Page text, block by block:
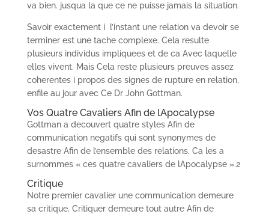
va bien. jusqua la que ce ne puisse jamais la situation.
Savoir exactement i l’instant une relation va devoir se
terminer est une tache complexe. Cela resulte
plusieurs individus impliquees et de ca Avec laquelle
elles vivent. Mais Cela reste plusieurs preuves assez
coherentes i propos des signes de rupture en relation,
enfile au jour avec Ce Dr John Gottman.
Vos Quatre Cavaliers Afin de lApocalypse
Gottman a decouvert quatre styles Afin de
communication negatifs qui sont synonymes de
desastre Afin de l’ensemble des relations. Ca les a
surnommes « ces quatre cavaliers de lApocalypse ».2
Critique
Notre premier cavalier une communication demeure
sa critique. Critiquer demeure tout autre Afin de